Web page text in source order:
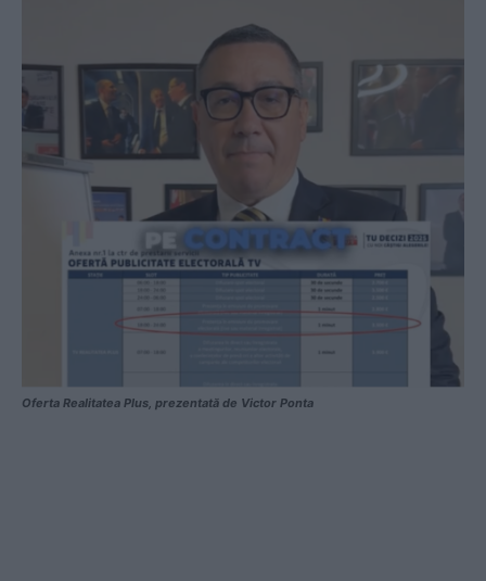
Oferta Realitatea Plus, prezentată de Victor Ponta